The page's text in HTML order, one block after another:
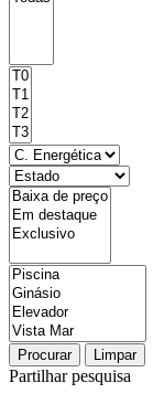
Procurar Limpar
Partilhar pesquisa